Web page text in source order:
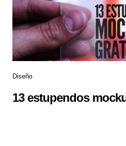
Diseño
13 estupendos